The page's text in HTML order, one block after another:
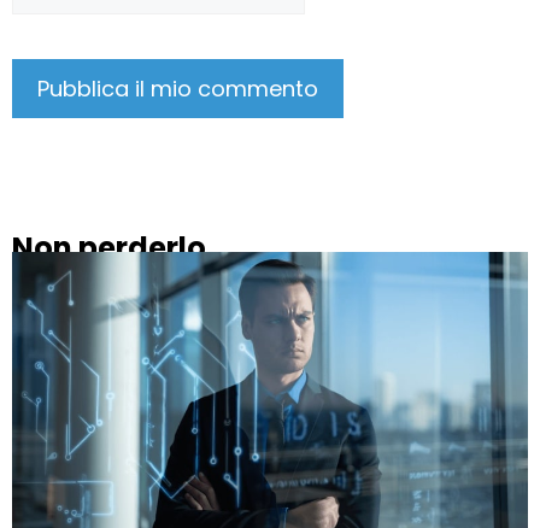
Non perderlo